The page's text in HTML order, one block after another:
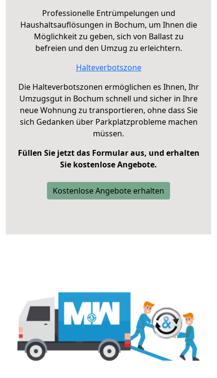
Professionelle Entrümpelungen und
Haushaltsauflösungen in Bochum, um Ihnen die
Möglichkeit zu geben, sich von Ballast zu
befreien und den Umzug zu erleichtern.
Halteverbotszone
Die Halteverbotszonen ermöglichen es Ihnen, Ihr
Umzugsgut in Bochum schnell und sicher in Ihre
neue Wohnung zu transportieren, ohne dass Sie
sich Gedanken über Parkplatzprobleme machen
müssen.
Füllen Sie jetzt das Formular aus, und erhalten
Sie kostenlose Angebote.
Kostenlose Angebote erhalten